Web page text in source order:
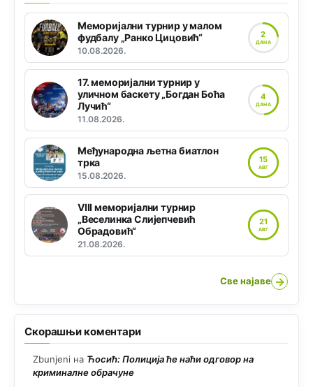
Меморијални турнир у малом
фудбалу „Ранко Цицовић“
10.08.2026.
2
ДАНА
17. меморијални турнир у
уличном баскету „Богдан Боћа
Лучић“
11.08.2026.
4
ДАНА
Међународна љетна биатлон
трка
15.08.2026.
15
АВГ
VIII меморијални турнир
„Веселинка Слијепчевић
Обрадовић“
21.08.2026.
21
АВГ
Све најаве →
Скорашњи коментари
Zbunjeni на Ћосић: Полиција ће наћи одговор на
криминалне обрачуне